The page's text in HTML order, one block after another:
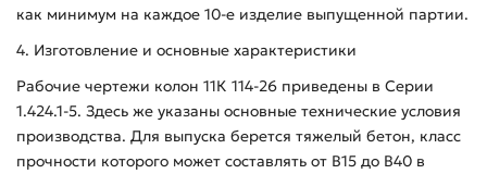
как минимум на каждое 10-е изделие выпущенной партии.
4. Изготовление и основные характеристики
Рабочие чертежи колон 11К 114-26 приведены в Серии
1.424.1-5. Здесь же указаны основные технические условия
производства. Для выпуска берется тяжелый бетон, класс
прочности которого может составлять от В15 до В40 в